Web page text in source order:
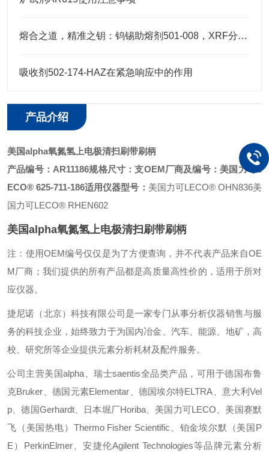
熔合之道，精准之钥：钨锡助熔剂501-008，XRF分析的伴侣
吸收剂502-174-HAZ在紧急响应中的作用
产品介绍
美国alpha氧氮氢上电极清扫刷带刷柄
产品编号：AR11186规格尺寸：支OEM厂商及编号：美国力可L
ECO® 625-711-186适用仪器型号： 美国力可LECO® OHN836美
国力可LECO® RHEN602
美国alpha氧氮氢上电极清扫刷带刷柄
注：使用OEM编号仅仅是为了方便查询，并不代表产品来自OE
M厂商；我们提供的所有产品都是高质量高性价的，适用于所对
应仪器。
捷尼诺（北京）科技有限公司是一家专门从事分析仪器销售与服
务的科技企业，始终致力于为国内冶金、汽车、能源、地矿，高
校、研究所等企业提供元素分析耗材及配件服务。
公司主营美国alpha、瑞士saentis全品类产品，可用于德国布鲁
克Bruker、德国元素Elementar、德国埃尔特ELTRA、意大利Vel
p、德国Gerhardt、日本堀厂Horiba、美国力可LECO、美国赛默
飞（美国热电）Thermo Fisher Scientific、铂金埃尔默（美国P
E）PerkinElmer、安捷伦Agilent Technologies等品牌元素分析